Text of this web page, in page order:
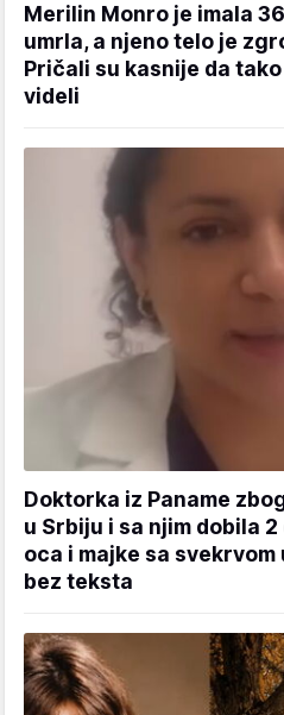
Merilin Monro je imala
umrla, a njeno telo je
Pričali su kasnije da
videli
Doktorka iz Paname
u Srbiju i sa njim dobila
oca i majke sa
bez teksta